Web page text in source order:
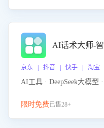
AI话术大师-
京东 | 抖音 | 快手 | 淘宝
AI工具 · DeepSeek大模型
限时免费已售28+